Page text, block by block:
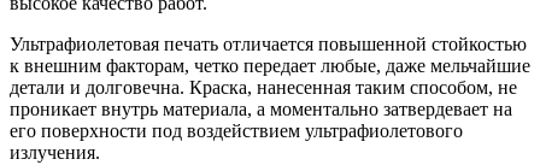
Ультрафиолетовая печать отличается повышенной стойкостью
к внешним факторам, четко передает любые, даже мельчайшие
детали и долговечна. Краска, нанесенная таким способом, не
проникает внутрь материала, а моментально затвердевает на
его поверхности под воздействием ультрафиолетового
излучения.